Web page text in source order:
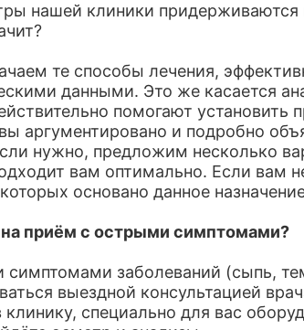
нашей клиники
те способы лечения,
данными. Это же касается
помогают установить
аргументировано и подробно
нужно, предложим несколько
вам оптимально. Если вам
основано данное
приём с острыми симптомами?
заболеваний (сыпь,
выездной консультацией
клинику, специально для вас